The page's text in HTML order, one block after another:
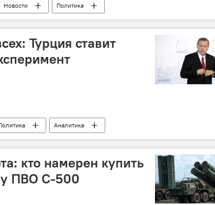
Новости Политика
Турция ставит
Аналитика
кто намерен купить
ПВО С-500